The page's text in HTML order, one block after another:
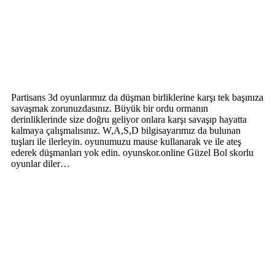
Partisans 3d oyunlarımız da düşman birliklerine karşı tek başınıza
savaşmak zorunuzdasınız. Büyük bir ordu ormanın
derinliklerinde size doğru geliyor onlara karşı savaşıp hayatta
kalmaya çalışmalısınız. W,A,S,D bilgisayarımız da bulunan
tuşları ile ilerleyin. oyunumuzu mause kullanarak ve ile ateş
ederek düşmanları yok edin. oyunskor.online Güzel Bol skorlu
oyunlar diler…